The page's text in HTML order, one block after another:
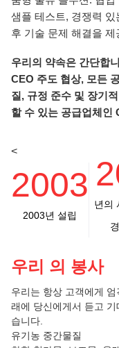
샘플 테스트, 경쟁력
후 기술 문제 해결을 제
우리의 약속은 간단합
CEO 주도 협상, 모든
질, 규정 준수 및 장기
할 수 있는 공급업체인
<
2003
2003년 설립
년의
우리 의 봉사
우리는 항상 고객에게
래에 당신에게서 듣고
습니다.
유기농 중간물질